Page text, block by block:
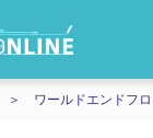
ワールドエンドフ